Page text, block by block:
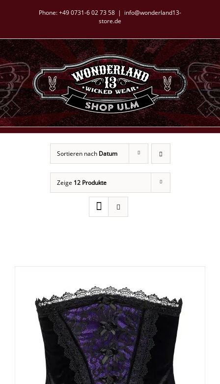
springen
Phone:+49 0731-6 02 73 58 | info@wonderland13-
store.de
Sortieren nach Datum
Zeige 12 Produkte